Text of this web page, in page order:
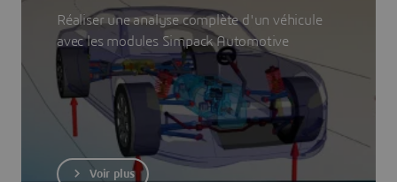
Réaliser une analyse complète d'un véhicule
avec les modules Simpack Automotive
Voir plus